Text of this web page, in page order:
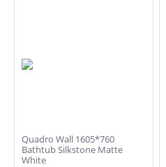
Quadro Wall 1605*760
Bathtub Silkstone Matte
White